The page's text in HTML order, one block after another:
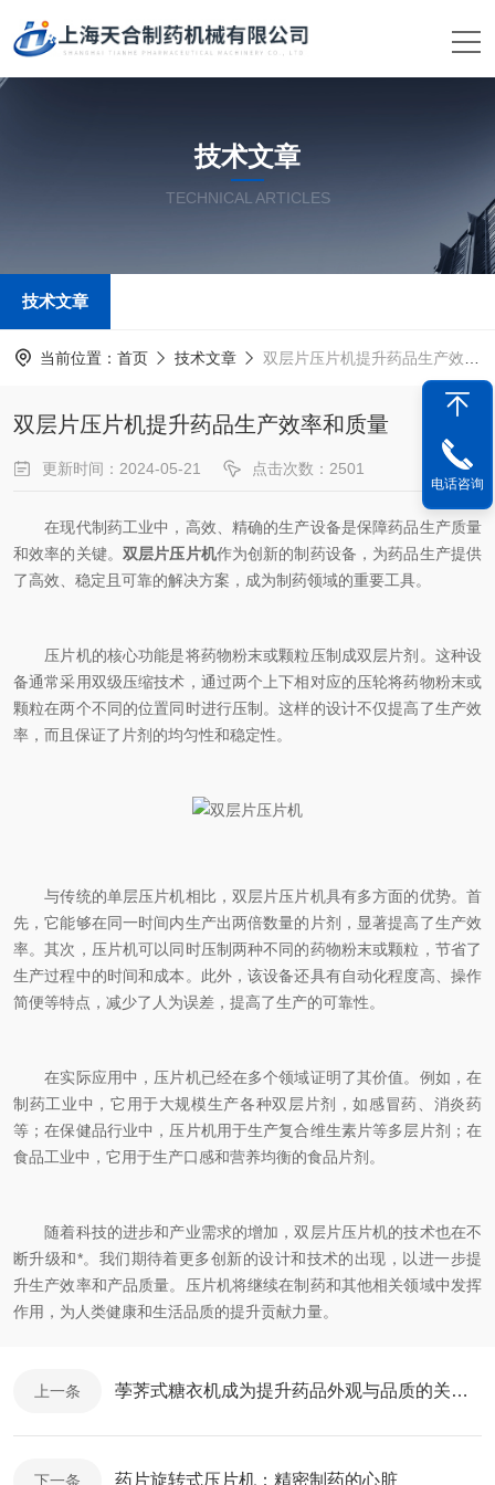
技术文章
TECHNICAL ARTICLES
技术文章
当前位置： 首页 技术文章 双层片压片机提升药品生产效率和质量
双层片压片机提升药品生产效率和质量
更新时间：2024-05-21 点击次数：2501
在现代制药工业中，高效、精确的生产设备是保障药品生产质量
和效率的关键。 双层片压片机作为创新的制药设备，为药品生产提供
了高效、稳定且可靠的解决方案，成为制药领域的重要工具。
压片机的核心功能是将药物粉末或颗粒压制成双层片剂。这种设
备通常采用双级压缩技术，通过两个上下相对应的压轮将药物粉末或
颗粒在两个不同的位置同时进行压制。这样的设计不仅提高了生产效
率，而且保证了片剂的均匀性和稳定性。
与传统的单层压片机相比，双层片压片机具有多方面的优势。首
先，它能够在同一时间内生产出两倍数量的片剂，显著提高了生产效
率。其次，压片机可以同时压制两种不同的药物粉末或颗粒，节省了
生产过程中的时间和成本。此外，该设备还具有自动化程度高、操作
简便等特点，减少了人为误差，提高了生产的可靠性。
在实际应用中，压片机已经在多个领域证明了其价值。例如，在
制药工业中，它用于大规模生产各种双层片剂，如感冒药、消炎药
等；在保健品行业中，压片机用于生产复合维生素片等多层片剂；在
食品工业中，它用于生产口感和营养均衡的食品片剂。
随着科技的进步和产业需求的增加，双层片压片机的技术也在不
断升级和*。我们期待着更多创新的设计和技术的出现，以进一步提
升生产效率和产品质量。压片机将继续在制药和其他相关领域中发挥
作用，为人类健康和生活品质的提升贡献力量。
上一条 荸荠式糖衣机成为提升药品外观与品质的关键设备
下一条 药片旋转式压片机：精密制药的心脏
电话咨询